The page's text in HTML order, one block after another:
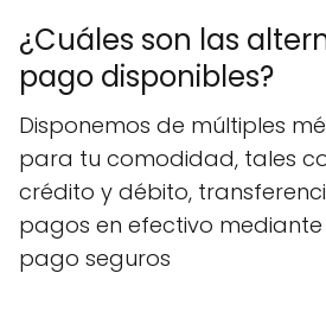
¿Cuáles son las
pago disponibles?
Disponemos de múltiples
para tu comodidad, tales
crédito y débito,
pagos en efectivo
pago seguros